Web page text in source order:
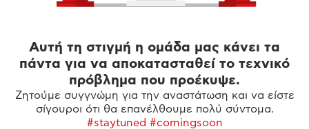
Αυτή τη στιγμή η ομάδα μας κάνει τα
πάντα για να αποκατασταθεί το τεχνικό
πρόβλημα που προέκυψε.
Ζητούμε συγγνώμη για την αναστάτωση και να είστε
σίγουροι ότι θα επανέλθουμε πολύ σύντομα.
#staytuned #comingsoon